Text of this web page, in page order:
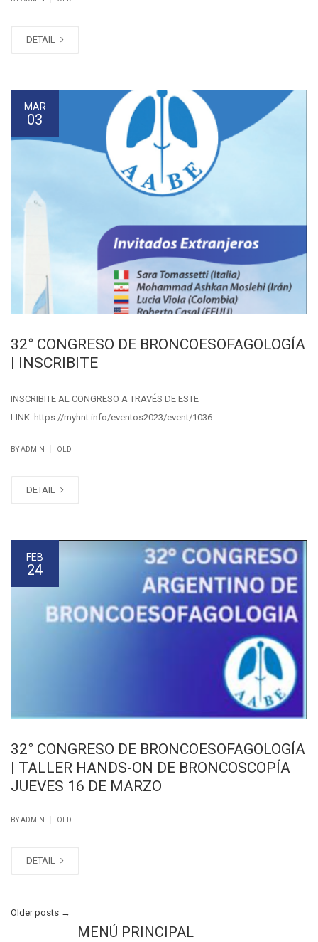
DETAIL
MAR
03
32° CONGRESO DE BRONCOESOFAGOLOGÍA
| INSCRIBITE
INSCRIBITE AL CONGRESO A TRAVÉS DE ESTE
LINK: https://myhnt.info/eventos2023/event/1036
BY ADMIN OLD
DETAIL
FEB
24
32° CONGRESO DE BRONCOESOFAGOLOGÍA
| TALLER HANDS-ON DE BRONCOSCOPÍA
JUEVES 16 DE MARZO
BY ADMIN OLD
DETAIL
Older posts →
MENÚ PRINCIPAL